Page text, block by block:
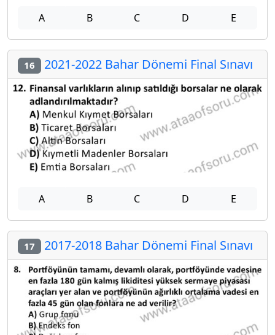
A B C D E
16 2021-2022 Bahar Dönemi Final Sınavı
A B C D E
17 2017-2018 Bahar Dönemi Final Sınavı